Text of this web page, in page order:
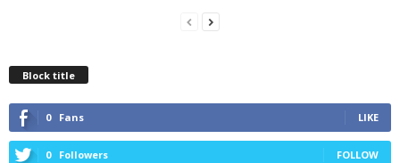
Block title
0 Fans LIKE
0 Followers FOLLOW